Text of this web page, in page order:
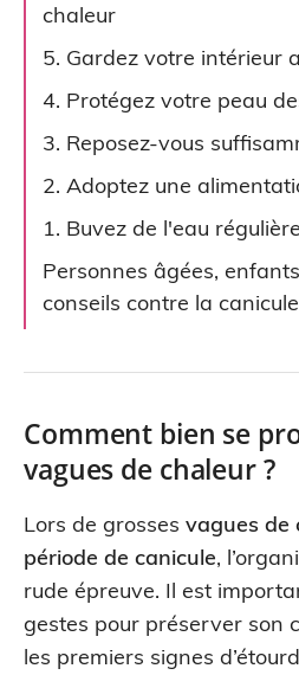
chaleur
5. Gardez votre intérieur
4. Protégez votre peau
3. Reposez-vous
2. Adoptez une
1. Buvez de l'eau
Personnes âgées,
conseils contre la canicule
Comment bien se
vagues de chaleur ?
Lors de grosses vagues de
période de canicule,
rude épreuve. Il est
gestes pour préserver son
les premiers signes